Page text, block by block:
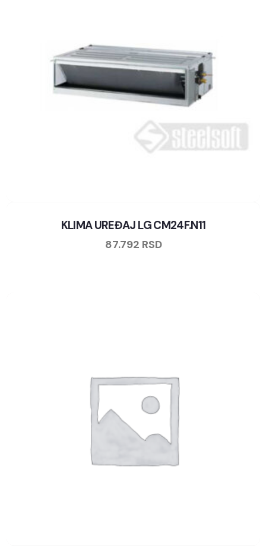
KLIMA UREĐAJ LG CM24F.N11
87.792 RSD